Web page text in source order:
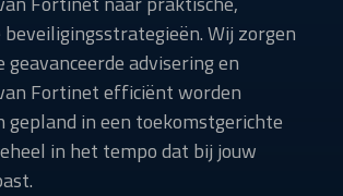
Wij zorgen
geavanceerde advisering en
Fortinet efficiënt worden
gepland in een toekomstgerichte
in het tempo dat bij jouw